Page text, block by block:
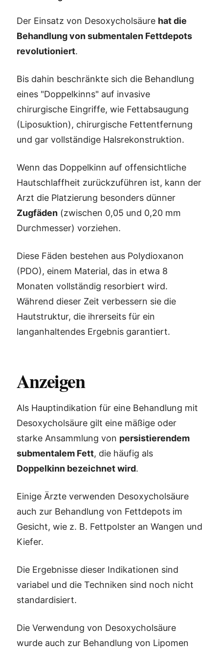
Der Einsatz von Desoxycholsäure hat die
Behandlung von submentalen Fettdepots
revolutioniert.
Bis dahin beschränkte sich die Behandlung
eines "Doppelkinns" auf invasive
chirurgische Eingriffe, wie Fettabsaugung
(Liposuktion), chirurgische Fettentfernung
und gar vollständige Halsrekonstruktion.
Wenn das Doppelkinn auf offensichtliche
Hautschlaffheit zurückzuführen ist, kann der
Arzt die Platzierung besonders dünner
Zugfäden (zwischen 0,05 und 0,20 mm
Durchmesser) vorziehen.
Diese Fäden bestehen aus Polydioxanon
(PDO), einem Material, das in etwa 8
Monaten vollständig resorbiert wird.
Während dieser Zeit verbessern sie die
Hautstruktur, die ihrerseits für ein
langanhaltendes Ergebnis garantiert.
Anzeigen
Als Hauptindikation für eine Behandlung mit
Desoxycholsäure gilt eine mäßige oder
starke Ansammlung von persistierendem
submentalem Fett, die häufig als
Doppelkinn bezeichnet wird.
Einige Ärzte verwenden Desoxycholsäure
auch zur Behandlung von Fettdepots im
Gesicht, wie z. B. Fettpolster an Wangen und
Kiefer.
Die Ergebnisse dieser Indikationen sind
variabel und die Techniken sind noch nicht
standardisiert.
Die Verwendung von Desoxycholsäure
wurde auch zur Behandlung von Lipomen